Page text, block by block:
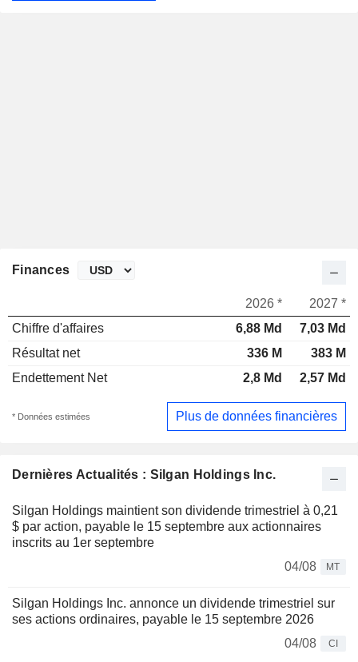
Dernières Actualités : Silgan Holdings Inc.
Silgan Holdings maintient son dividende trimestriel à 0,21
$ par action, payable le 15 septembre aux actionnaires
inscrits au 1er septembre
04/08
MT
Silgan Holdings Inc. annonce un dividende trimestriel sur
ses actions ordinaires, payable le 15 septembre 2026
04/08
CI
Finances
2026 *
2027 *
Chiffre d'affaires
6,88 Md
7,03 Md
Résultat net
336 M
383 M
Endettement Net
2,8 Md 2,57 Md
* Données estimées Plus de données financières